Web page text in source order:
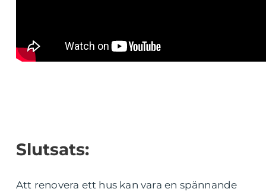
Slutsats:
Att renovera ett hus kan vara en spännande